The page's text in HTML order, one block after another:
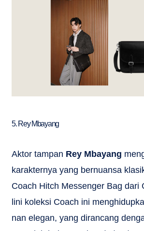
5. Rey Mbayang
Aktor tampan Rey Mbayang
karakternya yang bernuansa
Coach Hitch Messenger Bag dari
lini koleksi Coach ini
nan elegan, yang dirancang